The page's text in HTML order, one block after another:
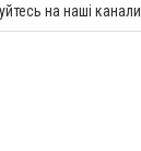
на наші канали